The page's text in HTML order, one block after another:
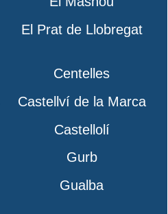
El Prat de Llobregat
Centelles
Castellví de la Marca
Castellolí
Gurb
Gualba